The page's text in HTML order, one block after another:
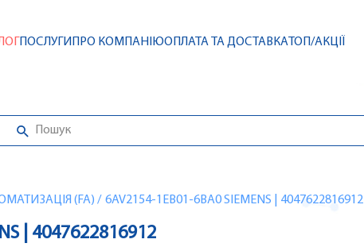
ПОСЛУГИ ПРО КОМПАНІЮОПЛАТА ТА ДОСТАВКАТОП/АКЦІЇ
(FA) / 6AV2154-1EB01-6BA0 SIEMENS | 4047622816912
| 4047622816912